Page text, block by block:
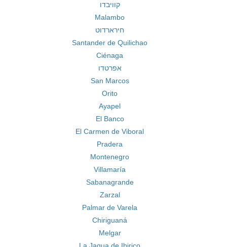
קוויבדו
Malambo
חירארדוט
Santander de Quilichao
Ciénaga
אפרטדו
San Marcos
Orito
Ayapel
El Banco
El Carmen de Viboral
Pradera
Montenegro
Villamaría
Sabanagrande
Zarzal
Palmar de Varela
Chiriguaná
Melgar